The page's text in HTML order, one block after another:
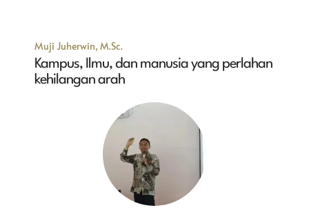
Muji Juherwin, M.Sc.
Kampus, Ilmu, dan manusia yang perlahan
kehilangan arah